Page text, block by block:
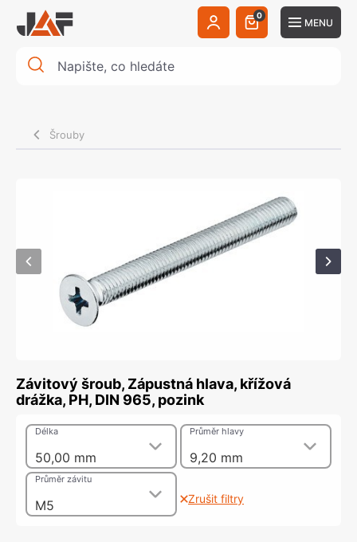
0
MENU
Šrouby
Závitový šroub, Zápustná hlava, křížová
drážka, PH, DIN 965, pozink
50,00 mm
Délka
9,20 mm
Průměr hlavy
M5
Průměr závitu
Zrušit filtry